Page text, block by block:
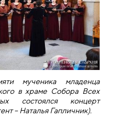
мученика младенца
в храме Собора Всех
состоялся концерт
– Наталья Гапличник).